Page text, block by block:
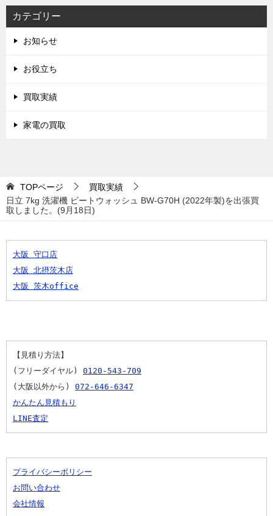
カテゴリー
お知らせ
お役立ち
買取実績
家電の買取
TOPページ
買取実績
日立 7kg 洗濯機 ビートウォッシュ BW-G70H (2022年製)を出張買
取しました。(9月18日)
大阪 守口店
大阪 北摂茨木店
大阪 茨木office
【見積り方法】
(フリーダイヤル) 0120-543-709
(大阪以外から) 072-646-6347
かんたん見積もり
LINE査定
プライバシーポリシー
お問い合わせ
会社情報